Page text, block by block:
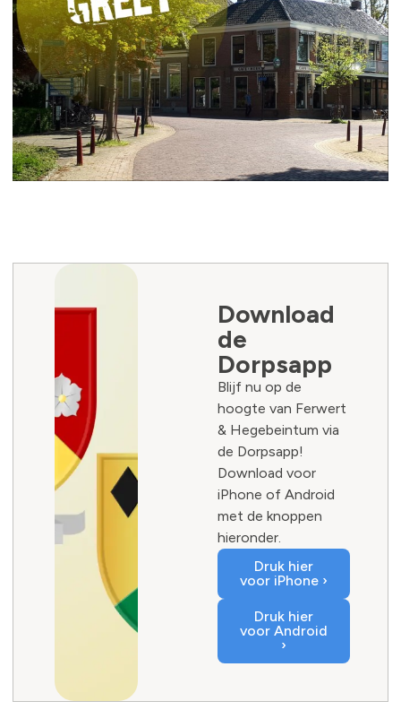
Download
de
Dorpsapp
Blijf nu op de
hoogte van Ferwert
& Hegebeintum via
de Dorpsapp!
Download voor
iPhone of Android
met de knoppen
hieronder.
Druk hier
voor iPhone ›
Druk hier
voor Android
›